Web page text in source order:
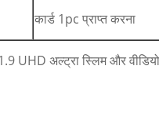
कार्ड 1pc प्राप्त करना
UHD अल्ट्रा स्लिम और वीडियो